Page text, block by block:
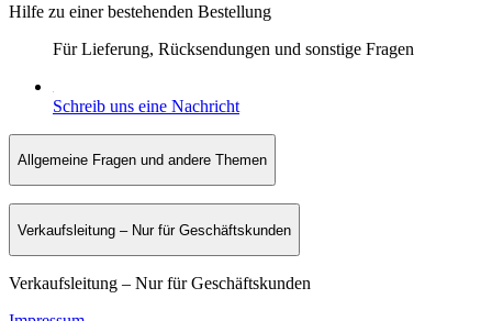
Hilfe zu einer bestehenden Bestellung
Für Lieferung, Rücksendungen und sonstige Fragen
Schreib uns eine Nachricht
Allgemeine Fragen und andere Themen
Verkaufsleitung – Nur für Geschäftskunden
Verkaufsleitung – Nur für Geschäftskunden